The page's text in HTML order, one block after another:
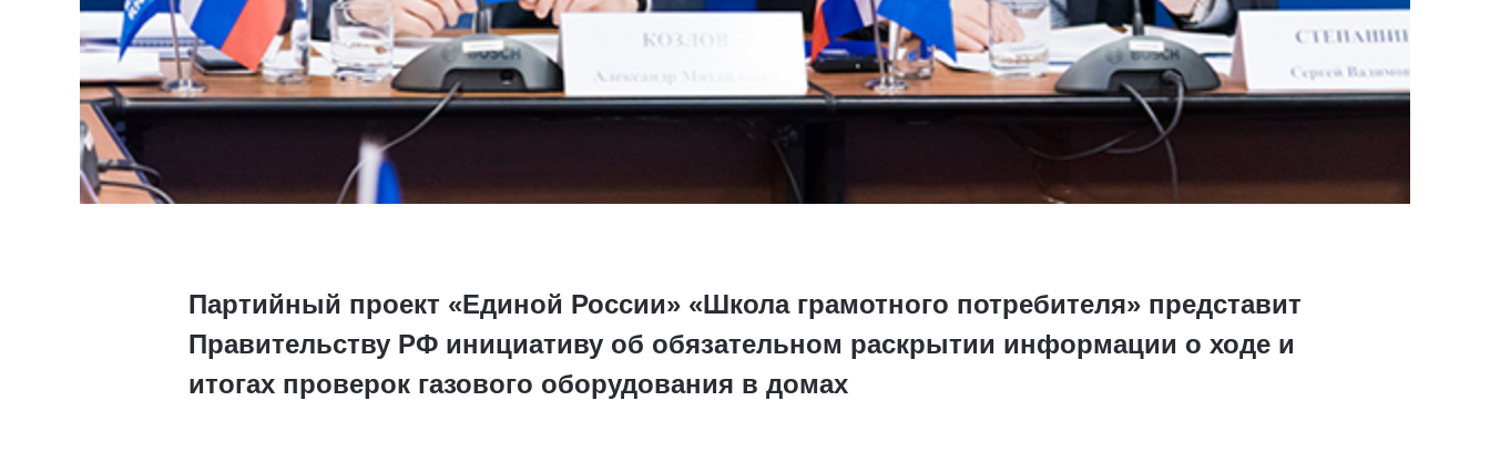
Партийный проект «Единой России» «Школа грамотного потребителя» представит
Правительству РФ инициативу об обязательном раскрытии информации о ходе и
итогах проверок газового оборудования в домах